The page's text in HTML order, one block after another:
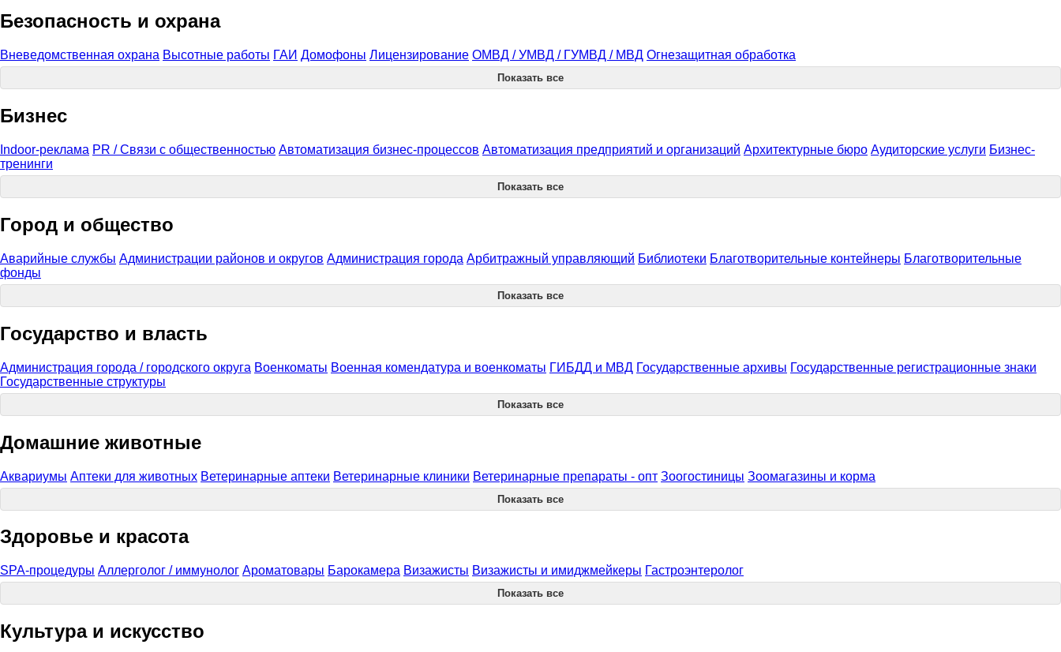
Безопасность и охрана
Вневедомственная охрана Высотные работы ГАИ Домофоны Лицензирование ОМВД / УМВД / ГУМВД / МВД Огнезащитная обработка
Показать все
Бизнес
Indoor-реклама PR / Связи с общественностью Автоматизация бизнес-процессов Автоматизация предприятий и организаций Архитектурные бюро Аудиторские услуги Бизнес-
тренинги
Показать все
Город и общество
Аварийные службы Администрации районов и округов Администрация города Арбитражный управляющий Библиотеки Благотворительные контейнеры Благотворительные
фонды
Показать все
Государство и власть
Администрация города / городского округа Военкоматы Военная комендатура и военкоматы ГИБДД и МВД Государственные архивы Государственные регистрационные знаки
Государственные структуры
Показать все
Домашние животные
Аквариумы Аптеки для животных Ветеринарные аптеки Ветеринарные клиники Ветеринарные препараты - опт Зоогостиницы Зоомагазины и корма
Показать все
Здоровье и красота
SPA-процедуры Аллерголог / иммунолог Ароматовары Барокамера Визажисты Визажисты и имиджмейкеры Гастроэнтеролог
Показать все
Культура и искусство